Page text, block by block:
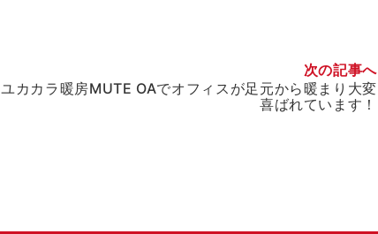
次の記事へ
ユカカラ暖房MUTE OAでオフィスが足元から暖まり大変
喜ばれています！